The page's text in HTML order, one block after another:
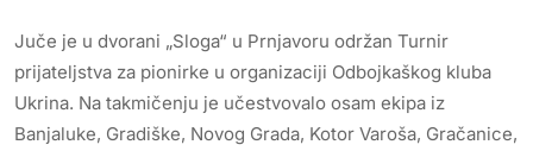
Juče je u dvorani „Sloga“ u Prnjavoru održan Turnir
prijateljstva za pionirke u organizaciji Odbojkaškog kluba
Ukrina. Na takmičenju je učestvovalo osam ekipa iz
Banjaluke, Gradiške, Novog Grada, Kotor Varoša, Gračanice,